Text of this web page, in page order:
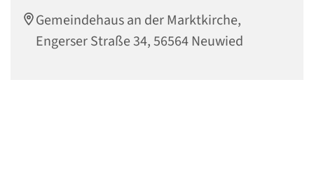
Gemeindehaus an der Marktkirche,
Engerser Straße 34, 56564 Neuwied